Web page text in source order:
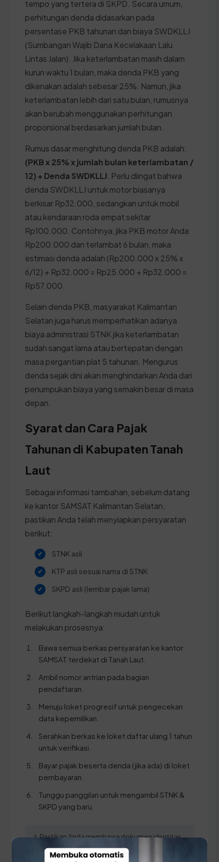
tempo yang tertera di SKPD. Secara umum,
perhitungan denda didasarkan pada
persentase PKB tahunan dan biaya SWDKLLJ
(Sumbangan Wajib Dana Kecelakaan Lalu
Lintas Jalan). Jika keterlambatan masih dalam
kurun waktu 1 bulan, maka denda PKB yang
dikenakan adalah sebesar 25%. Namun, jika
keterlambatan lebih dari satu bulan, rumusnya
akan berubah menggunakan perhitungan
proporsional berdasarkan jumlah bulan.
Rumus dasar menghitung denda PKB adalah:
(PKB x 25% x jumlah bulan keterlambatan /
12) + Denda SWDKLLJ . Perlu diingat bahwa
denda SWDKLLJ untuk motor biasanya
berkisar Rp32.000, sedangkan untuk mobil
atau kendaraan roda empat sekitar
Rp100.000. Contohnya, jika PKB motor Anda
Rp200.000 dan terlambat 6 bulan, maka
estimasi denda adalah (Rp200.000 x 25% x
6/12) + Rp32.000 = Rp25.000 + Rp32.000 =
Rp57.000.
Selain denda PKB, masyarakat Kalimantan
Selatan juga harus memperhatikan adanya
biaya administrasi STNK jika keterlambatan
sudah sangat lama atau bertepatan dengan
masa pergantian plat 5 tahunan. Mengurus
denda sejak dini akan menghindarkan Anda dari
penumpukan biaya yang semakin besar di masa
depan.
Syarat dan Cara Pajak
Tahunan di Kabupaten Tanah
Laut
Sebagai informasi tambahan, sebelum datang
ke kantor SAMSAT Kalimantan Selatan,
pastikan Anda telah menyiapkan persyaratan
berikut:
STNK asli
KTP asli sesuai nama di STNK
SKPD asli (lembar pajak lama)
Berikut langkah-langkah mudah untuk
melakukan prosesnya:
Bawa semua berkas persyaratan ke kantor
SAMSAT terdekat di Tanah Laut.
Ambil nomor antrian pada bagian
pendaftaran.
Menuju loket progresif untuk pengecekan
data kepemilikan.
Serahkan berkas ke loket daftar ulang 1 tahun
untuk verifikasi.
Bayar pajak beserta denda (jika ada) di loket
pembayaran.
Tunggu panggilan untuk mengambil STNK &
SKPD yang baru.
⚠️ Pastikan Anda membawa dokumen identitas
(KTP) dan STNK yang ASLI agar proses verifikasi